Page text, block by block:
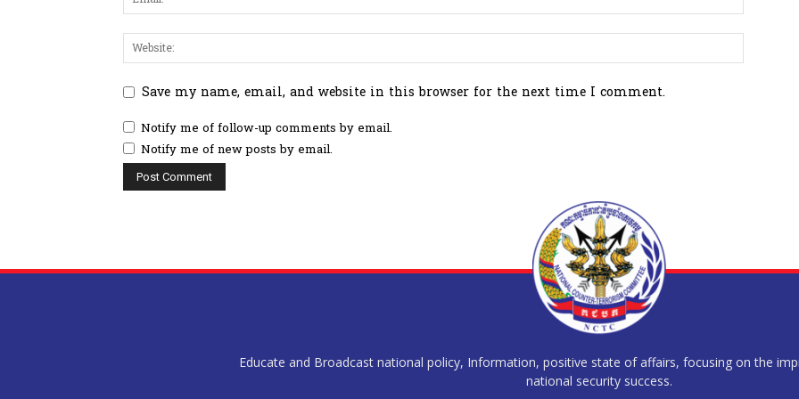
Save my name, email, and website in this browser for the next time I comment.
Notify me of follow-up comments by email.
Notify me of new posts by email.
Educate and Broadcast national policy, Information, positive state of affairs, focusing on the
national security success.